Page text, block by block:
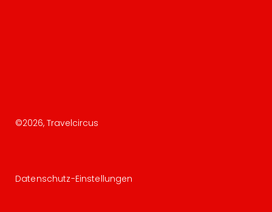
©2026, Travelcircus
Datenschutz-Einstellungen